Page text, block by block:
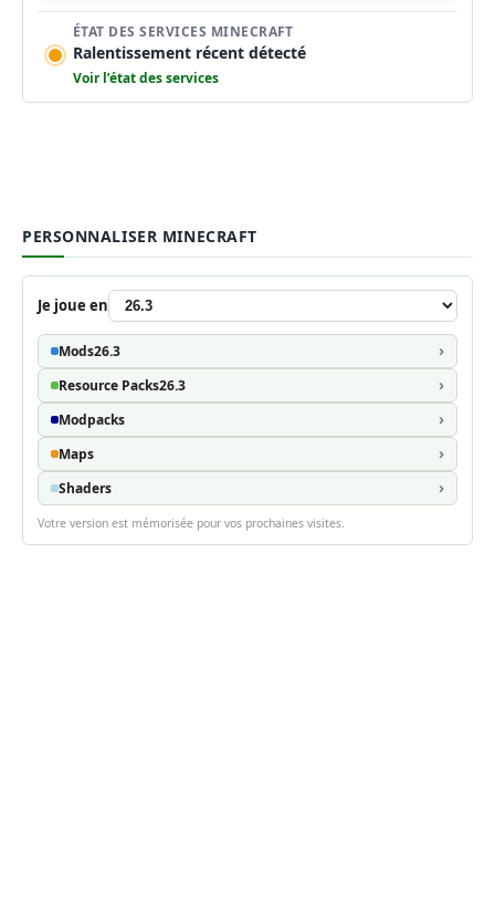
ÉTAT DES SERVICES MINECRAFT
Ralentissement récent détecté
Voir l’état des services
PERSONNALISER MINECRAFT
Je joue en
Mods26.3
Resource Packs26.3
Modpacks
Maps
Shaders
Votre version est mémorisée pour vos prochaines visites.